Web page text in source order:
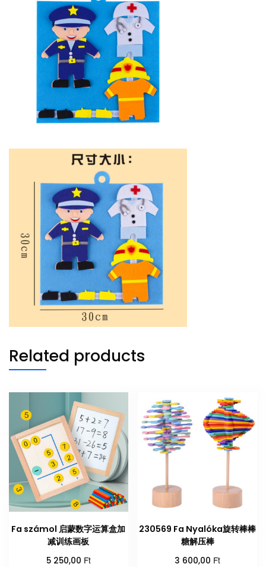
Related products
Fa számol 启蒙数字运算盒加
减训练画板
5 250,00 Ft
230569 Fa Nyalóka旋转棒棒
糖解压棒
3 600,00 Ft